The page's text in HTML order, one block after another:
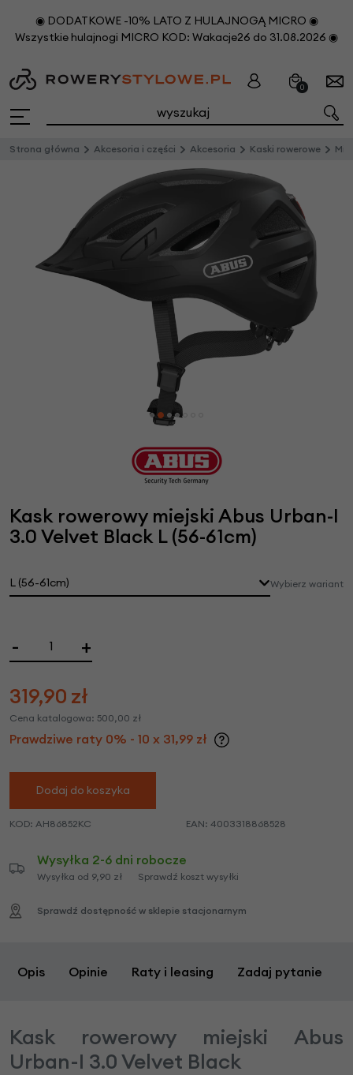
◉ DODATKOWE -10% LATO Z HULAJNOGĄ MICRO ◉
Wszystkie hulajnogi MICRO KOD: Wakacje26 do 31.08.2026 ◉
0
Strona główna Akcesoria i części Akcesoria Kaski rowerowe
Kask rowerowy miejski Abus Urban-I
3.0 Velvet Black L (56-61cm)
L (56-61cm) Wybierz wariant
- +
319,90 zł
Cena katalogowa: 500,00 zł
Prawdziwe raty 0% - 10 x 31,99 zł
Dodaj do koszyka
KOD: AH86852KC EAN: 4003318868528
Wysyłka 2-6 dni robocze
Wysyłka od 9,90 zł Sprawdź koszt wysyłki
Sprawdź dostępność w sklepie stacjonarnym
Opis Opinie Raty i leasing Zadaj pytanie
Kask rowerowy miejski Abus
Urban-I 3.0 Velvet Black